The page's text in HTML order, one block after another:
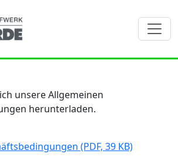
unsere Allgemeinen
herunterladen.
(PDF, 39 KB)